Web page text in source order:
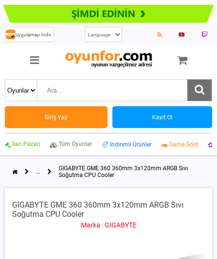
Uygulamayı İndir
Giriş Yap Kayıt Ol
İlan Pazarı Tüm Oyunlar İndirimli Ürünler Game Gold
...
GIGABYTE GME 360 360mm 3x120mm ARGB Sıvı
Soğutma CPU Cooler
GIGABYTE GME 360 360mm 3x120mm ARGB Sıvı
Soğutma CPU Cooler
Marka : GIGABYTE